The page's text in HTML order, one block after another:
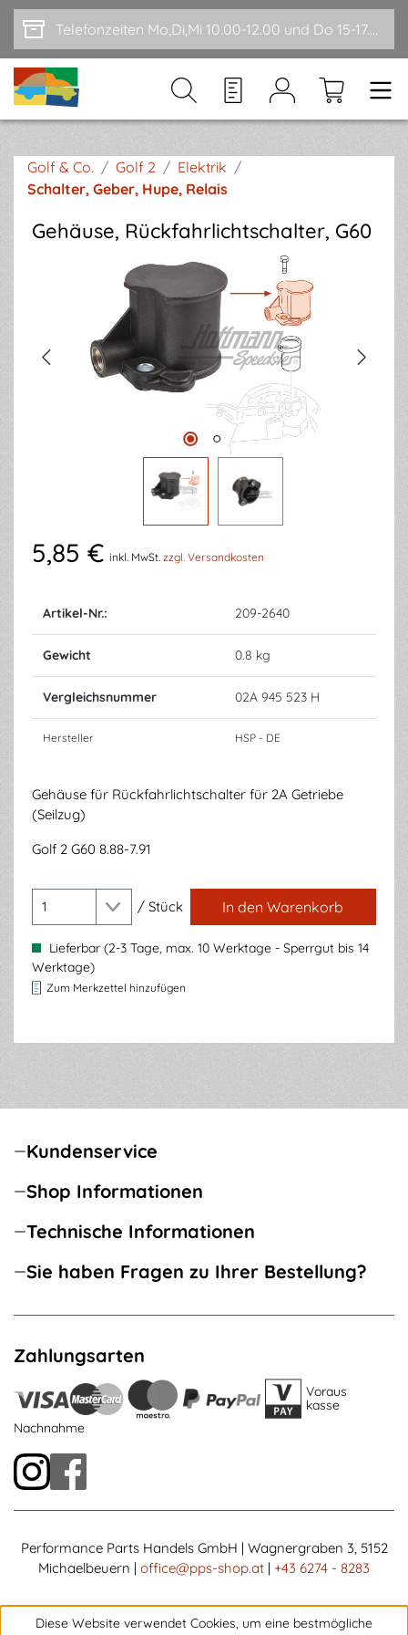
Zum Hauptinhalt springen Telefonzeiten Mo,Di,Mi 10.00-12.00 und Do 15-17.00
Golf & Co. / Golf 2 / Elektrik /
Schalter, Geber, Hupe, Relais
Gehäuse, Rückfahrlichtschalter, G60
Bildergalerie überspringen
5,85 € inkl. MwSt. zzgl. Versandkosten
Artikel-Nr.: 209-2640
Gewicht 0.8 kg
Vergleichsnummer 02A 945 523 H
Hersteller HSP - DE
Gehäuse für Rückfahrlichtschalter für 2A Getriebe
(Seilzug)
Golf 2 G60 8.88-7.91
/ Stück In den Warenkorb
Lieferbar (2-3 Tage, max. 10 Werktage - Sperrgut bis 14
Werktage)
Zum Merkzettel hinzufügen
Kundenservice
Shop Informationen
Technische Informationen
Sie haben Fragen zu Ihrer Bestellung?
Zahlungsarten
Voraus
kasse
Nachnahme
Performance Parts Handels GmbH | Wagnergraben 3, 5152
Michaelbeuern | office@pps-shop.at | +43 6274 - 8283
Diese Website verwendet Cookies, um eine bestmögliche